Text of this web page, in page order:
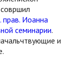
прав. Иоанна
семинарии.
и